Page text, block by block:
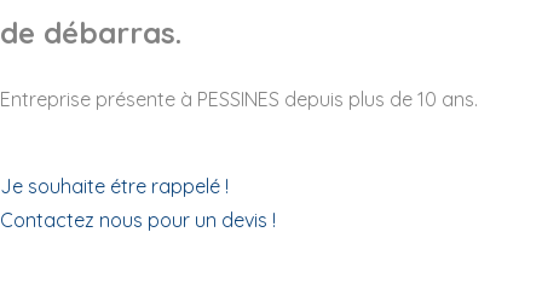
de débarras.
Entreprise présente à PESSINES depuis plus de 10 ans.
Je souhaite étre rappelé !
Contactez nous pour un devis !